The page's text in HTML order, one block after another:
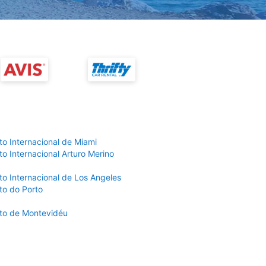
Internacional de Miami
Internacional Arturo Merino
Internacional de Los Angeles
do Porto
de Montevidéu